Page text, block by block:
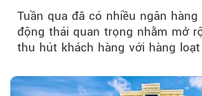
Tuần qua đã có nhiều ngân
động thái quan trọng nhằm mở
thu hút khách hàng với hàng